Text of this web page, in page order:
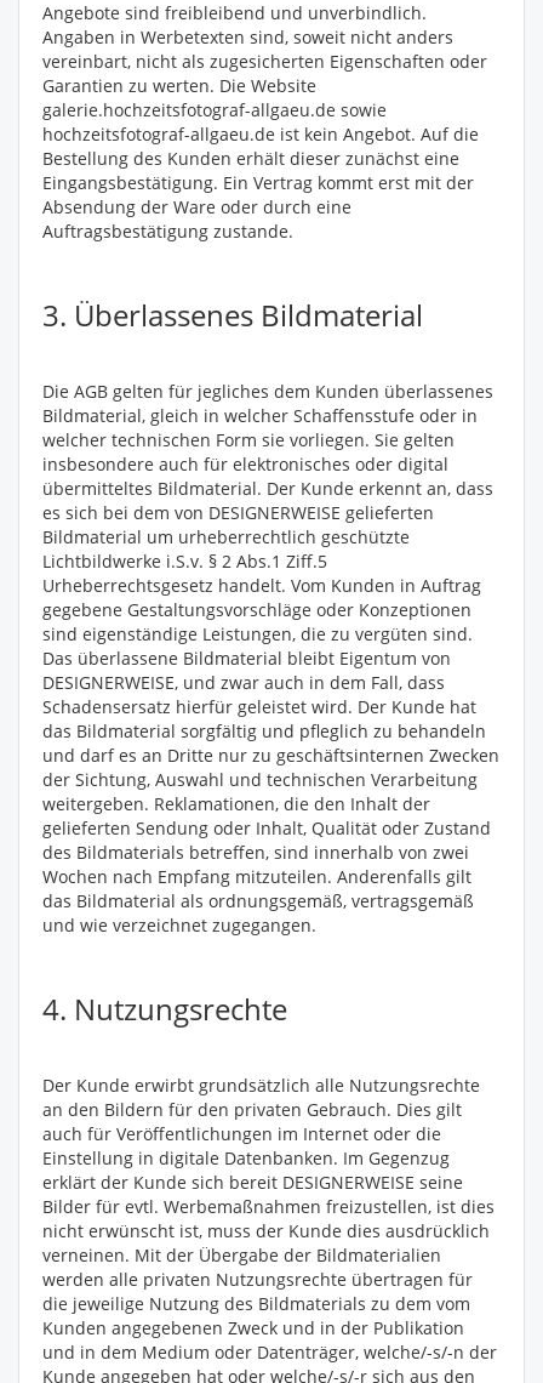
Angebote sind freibleibend und unverbindlich.
Angaben in Werbetexten sind, soweit nicht anders
vereinbart, nicht als zugesicherten Eigenschaften oder
Garantien zu werten. Die Website
galerie.hochzeitsfotograf-allgaeu.de sowie
hochzeitsfotograf-allgaeu.de ist kein Angebot. Auf die
Bestellung des Kunden erhält dieser zunächst eine
Eingangsbestätigung. Ein Vertrag kommt erst mit der
Absendung der Ware oder durch eine
Auftragsbestätigung zustande.
3. Überlassenes Bildmaterial
Die AGB gelten für jegliches dem Kunden überlassenes
Bildmaterial, gleich in welcher Schaffensstufe oder in
welcher technischen Form sie vorliegen. Sie gelten
insbesondere auch für elektronisches oder digital
übermitteltes Bildmaterial. Der Kunde erkennt an, dass
es sich bei dem von DESIGNERWEISE gelieferten
Bildmaterial um urheberrechtlich geschützte
Lichtbildwerke i.S.v. § 2 Abs.1 Ziff.5
Urheberrechtsgesetz handelt. Vom Kunden in Auftrag
gegebene Gestaltungsvorschläge oder Konzeptionen
sind eigenständige Leistungen, die zu vergüten sind.
Das überlassene Bildmaterial bleibt Eigentum von
DESIGNERWEISE, und zwar auch in dem Fall, dass
Schadensersatz hierfür geleistet wird. Der Kunde hat
das Bildmaterial sorgfältig und pfleglich zu behandeln
und darf es an Dritte nur zu geschäftsinternen Zwecken
der Sichtung, Auswahl und technischen Verarbeitung
weitergeben. Reklamationen, die den Inhalt der
gelieferten Sendung oder Inhalt, Qualität oder Zustand
des Bildmaterials betreffen, sind innerhalb von zwei
Wochen nach Empfang mitzuteilen. Anderenfalls gilt
das Bildmaterial als ordnungsgemäß, vertragsgemäß
und wie verzeichnet zugegangen.
4. Nutzungsrechte
Der Kunde erwirbt grundsätzlich alle Nutzungsrechte
an den Bildern für den privaten Gebrauch. Dies gilt
auch für Veröffentlichungen im Internet oder die
Einstellung in digitale Datenbanken. Im Gegenzug
erklärt der Kunde sich bereit DESIGNERWEISE seine
Bilder für evtl. Werbemaßnahmen freizustellen, ist dies
nicht erwünscht ist, muss der Kunde dies ausdrücklich
verneinen. Mit der Übergabe der Bildmaterialien
werden alle privaten Nutzungsrechte übertragen für
die jeweilige Nutzung des Bildmaterials zu dem vom
Kunden angegebenen Zweck und in der Publikation
und in dem Medium oder Datenträger, welche/-s/-n der
Kunde angegeben hat oder welche/-s/-r sich aus den